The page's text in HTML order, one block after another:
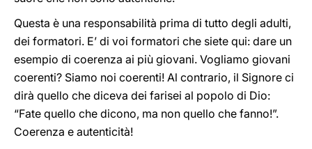
Questa è una responsabilità prima di tutto degli adulti,
dei formatori. E’ di voi formatori che siete qui: dare un
esempio di coerenza ai più giovani. Vogliamo giovani
coerenti? Siamo noi coerenti! Al contrario, il Signore ci
dirà quello che diceva dei farisei al popolo di Dio:
“Fate quello che dicono, ma non quello che fanno!”.
Coerenza e autenticità!